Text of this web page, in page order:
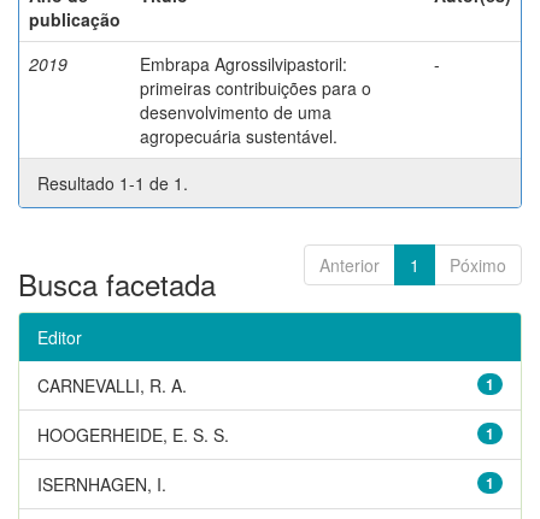
publicação
2019
Embrapa Agrossilvipastoril:
primeiras contribuições para o
desenvolvimento de uma
agropecuária sustentável.
-
Resultado 1-1 de 1.
Anterior 1 Póximo
Busca facetada
Editor
1
CARNEVALLI, R. A.
1
HOOGERHEIDE, E. S. S.
1
ISERNHAGEN, I.